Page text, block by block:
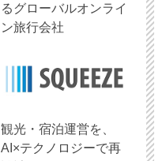
るグローバルオンライ
ン旅行会社
観光・宿泊運営を、
AI×テクノロジーで再